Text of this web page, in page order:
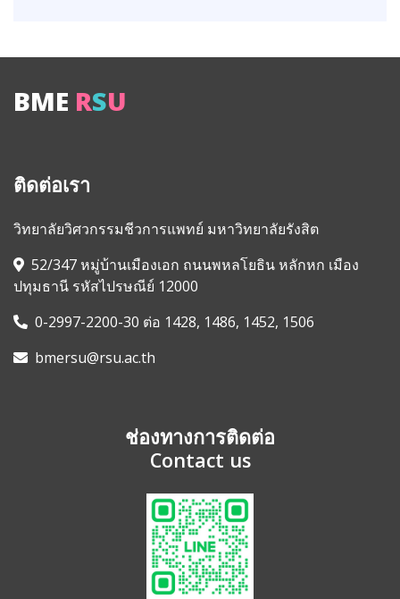
BME RSU
ติดต่อเรา
วิทยาลัยวิศวกรรมชีวการแพทย์ มหาวิทยาลัยรังสิต
52/347 หมู่บ้านเมืองเอก ถนนพหลโยธิน หลักหก เมือง
ปทุมธานี รหัสไปรษณีย์ 12000
0-2997-2200-30 ต่อ 1428, 1486, 1452, 1506
bmersu@rsu.ac.th
ช่องทางการติดต่อ
Contact us